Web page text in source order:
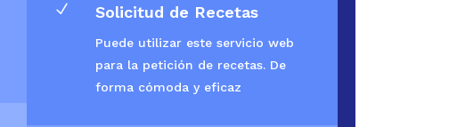
N Solicitud de Recetas
Puede utilizar este servicio web
para la petición de recetas. De
forma cómoda y eficaz